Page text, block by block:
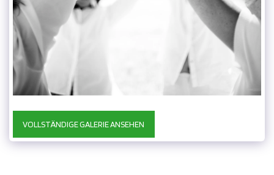
VOLLSTÄNDIGE GALERIE ANSEHEN